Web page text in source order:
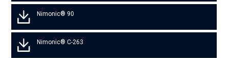
Nimonic® 90
Nimonic® C-263